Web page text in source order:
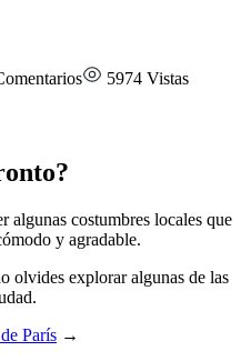
5974 Vistas
algunas costumbres locales que
y agradable.
olvides explorar algunas de las
París →